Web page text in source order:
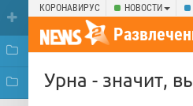
КОРОНАВИРУС НОВОСТИ
Урна - значит,